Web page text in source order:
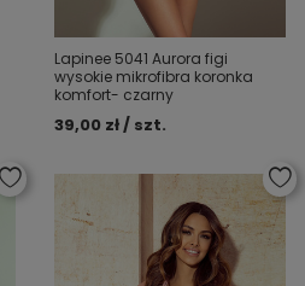
Lapinee 5041 Aurora figi
wysokie mikrofibra koronka
komfort- czarny
39,00 zł / szt.